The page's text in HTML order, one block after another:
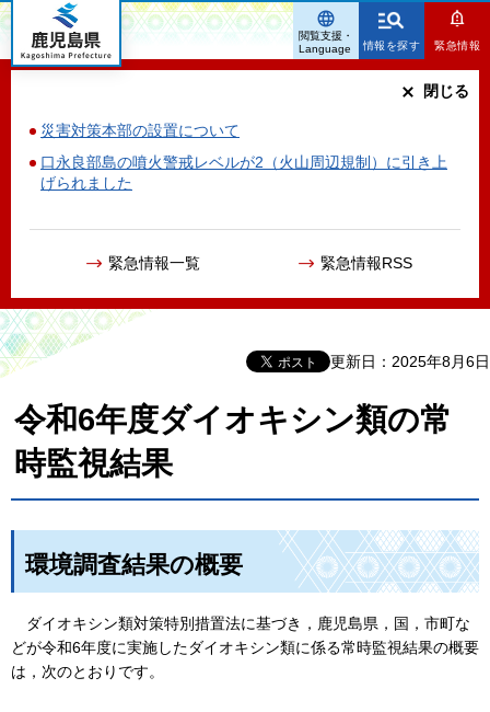
鹿児島県
情報を探す 緊急情報
災害対策本部の設置について
口永良部島の噴火警戒レベルが2（火山周辺規制）に引き上
げられました
緊急情報一覧 緊急情報RSS
閉じる
閲覧支援・
Language
更新日：2025年8月6日
令和6年度ダイオキシン類の常
時監視結果
環境調査結果の概要
ダイオキシン類対策特別措置法に基づき，鹿児島県，国，市町な
どが令和6年度に実施したダイオキシン類に係る常時監視結果の概要
は，次のとおりです。